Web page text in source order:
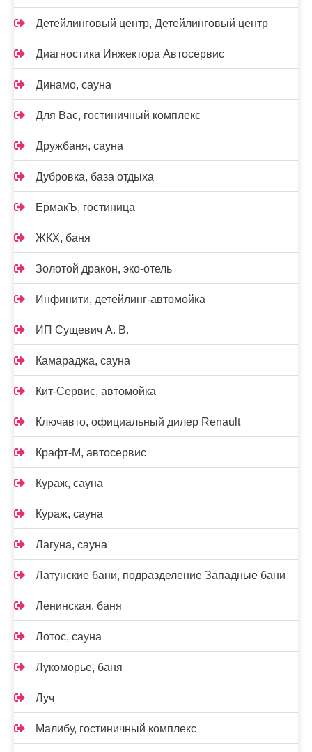
Детейлинговый центр, Детейлинговый центр
Диагностика Инжектора Автосервис
Динамо, сауна
Для Вас, гостиничный комплекс
Дружбаня, сауна
Дубровка, база отдыха
ЕрмакЪ, гостиница
ЖКХ, баня
Золотой дракон, эко-отель
Инфинити, детейлинг-автомойка
ИП Сущевич А. В.
Камараджа, сауна
Кит-Сервис, автомойка
Ключавто, официальный дилер Renault
Крафт-М, автосервис
Кураж, сауна
Кураж, сауна
Лагуна, сауна
Латунские бани, подразделение Западные бани
Ленинская, баня
Лотос, сауна
Лукоморье, баня
Луч
Малибу, гостиничный комплекс